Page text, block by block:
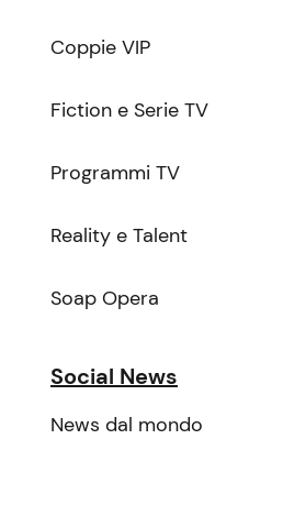
Coppie VIP
Fiction e Serie TV
Programmi TV
Reality e Talent
Soap Opera
Social News
News dal mondo